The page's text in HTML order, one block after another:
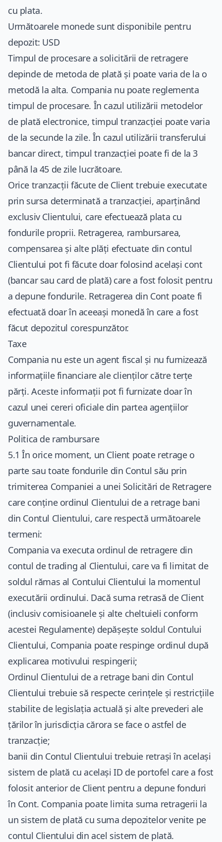
cu plata.
Următoarele monede sunt disponibile pentru
depozit: USD
Timpul de procesare a solicitării de retragere
depinde de metoda de plată și poate varia de la o
metodă la alta. Compania nu poate reglementa
timpul de procesare. În cazul utilizării metodelor
de plată electronice, timpul tranzacției poate varia
de la secunde la zile. În cazul utilizării transferului
bancar direct, timpul tranzacției poate fi de la 3
până la 45 de zile lucrătoare.
Orice tranzacții făcute de Client trebuie executate
prin sursa determinată a tranzacției, aparținând
exclusiv Clientului, care efectuează plata cu
fondurile proprii. Retragerea, rambursarea,
compensarea și alte plăți efectuate din contul
Clientului pot fi făcute doar folosind același cont
(bancar sau card de plată) care a fost folosit pentru
a depune fondurile. Retragerea din Cont poate fi
efectuată doar în aceeași monedă în care a fost
făcut depozitul corespunzător.
Taxe
Compania nu este un agent fiscal și nu furnizează
informațiile financiare ale clienților către terțe
părți. Aceste informații pot fi furnizate doar în
cazul unei cereri oficiale din partea agențiilor
guvernamentale.
Politica de rambursare
5.1 În orice moment, un Client poate retrage o
parte sau toate fondurile din Contul său prin
trimiterea Companiei a unei Solicitări de Retragere
care conține ordinul Clientului de a retrage bani
din Contul Clientului, care respectă următoarele
termeni:
Compania va executa ordinul de retragere din
contul de trading al Clientului, care va fi limitat de
soldul rămas al Contului Clientului la momentul
executării ordinului. Dacă suma retrasă de Client
(inclusiv comisioanele și alte cheltuieli conform
acestei Regulamente) depășește soldul Contului
Clientului, Compania poate respinge ordinul după
explicarea motivului respingerii;
Ordinul Clientului de a retrage bani din Contul
Clientului trebuie să respecte cerințele și restricțiile
stabilite de legislația actuală și alte prevederi ale
țărilor în jurisdicția cărora se face o astfel de
tranzacție;
banii din Contul Clientului trebuie retrași în același
sistem de plată cu același ID de portofel care a fost
folosit anterior de Client pentru a depune fonduri
în Cont. Compania poate limita suma retragerii la
un sistem de plată cu suma depozitelor venite pe
contul Clientului din acel sistem de plată.